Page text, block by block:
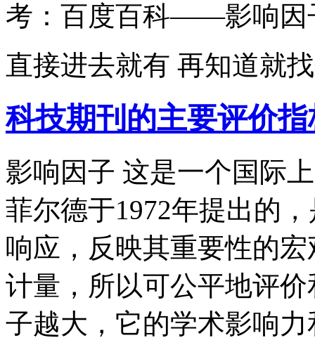
考：百度百科——影响因
直接进去就有 再知道就
科技期刊的主要评价
影响因子 这是一个国际
菲尔德于1972年提出的
响应，反映其重要性的
计量，所以可公平地评
子越大，它的学术影响